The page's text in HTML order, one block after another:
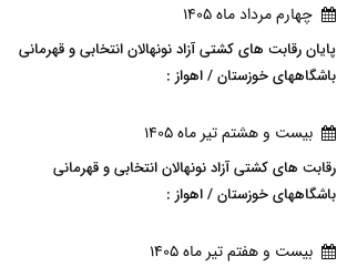
چهارم مرداد ماه 1405
پایان رقابت های کشتی آزاد نونهالان انتخابی و قهرمانی
باشگاههای خوزستان / اهواز :
بيست و هشتم تير ماه 1405
رقابت های کشتی آزاد نونهالان انتخابی و قهرمانی
باشگاههای خوزستان / اهواز :
بيست و هفتم تير ماه 1405